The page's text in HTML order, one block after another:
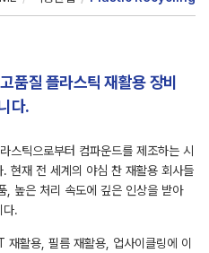
질 플라스틱 재활용 장비
다.
틱으로부터 컴파운드를 제조하는 시
현재 전 세계의 야심 찬 재활용 회사들
, 높은 처리 속도에 깊은 인상을 받아
다.
활용, 필름 재활용, 업사이클링에 이